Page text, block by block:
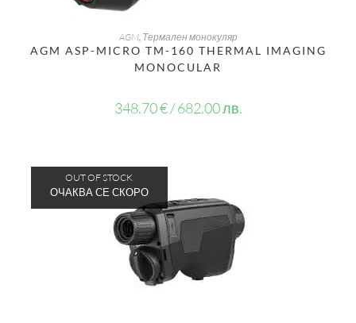
ДОБАВЯНЕ В КОЛИЧКАТА
AGM, Термален монокуляр
AGM ASP-MICRO TM-160 THERMAL IMAGING
MONOCULAR
348.70€ / 682.00 лв.
OUT OF STOCK